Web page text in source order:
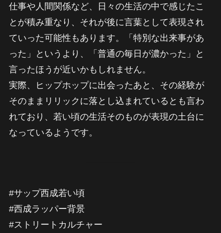
仕事や人間関係など、日々の生活の中で感じたこ
とが積み重なり、それが後に言葉として表現され
ていった可能性もあります。「特別な出来事があ
った」というより、「普通の毎日が濃かった」と
言ったほうが近いかもしれません。
実際、ヒップホップに出会ったあと、その経験が
そのままリリックに落とし込まれているとも言わ
れており、若い頃の生活そのものが表現の土台に
なっているようです。
#サップ西成若い頃
#西成ラッパー背景
#ストリートカルチャー